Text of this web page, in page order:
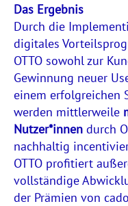
Das Ergebnis
Durch die
digitales
OTTO sowohl zur
Gewinnung neuer
einem erfolgreichen
werden mittlerweile
Nutzer*innen durch
nachhaltig
OTTO profitiert
vollständige
der Prämien von